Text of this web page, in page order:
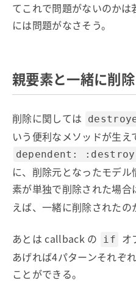
てこれで問題がないのか
には問題がなさそう。
親要素と一緒に削
削除に関しては
いう便利なメソッドが生え
dependent: :destroy
に、削除元となったモデ
素が単独で削除された場合
えば、一緒に削除されたの
あとは callback の if
オ
あげれば4パターンそれぞ
ことができる。